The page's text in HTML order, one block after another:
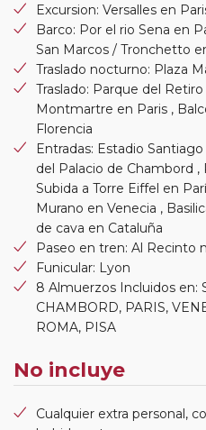
Excursion: Versalles en
Barco: Por el rio Sena en
San Marcos / Tronchetto
Traslado nocturno: Plaza
Traslado: Parque del
Montmartre en Paris ,
Florencia
Entradas: Estadio
del Palacio de Chambord ,
Subida a Torre Eiffel en
Murano en Venecia ,
de cava en Cataluña
Paseo en tren: Al Recinto
Funicular: Lyon
8 Almuerzos Incluidos en:
CHAMBORD, PARIS,
ROMA, PISA
No incluye
Cualquier extra personal,